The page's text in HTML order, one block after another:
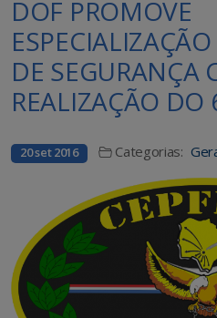
DOF PROMOVE
DE SEGURANÇA
REALIZAÇÃO DO
20 set 2016 Categorias: